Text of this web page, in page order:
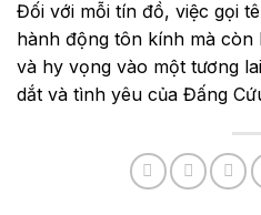
Đối với mỗi tín đồ, việc gọi
hành động tôn kính mà còn
và hy vọng vào một tương
dắt và tình yêu của Đấng